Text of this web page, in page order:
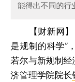
能得出不同的行
【财新网
是规制的科学”
若尔与新规制经
济管理学院院长